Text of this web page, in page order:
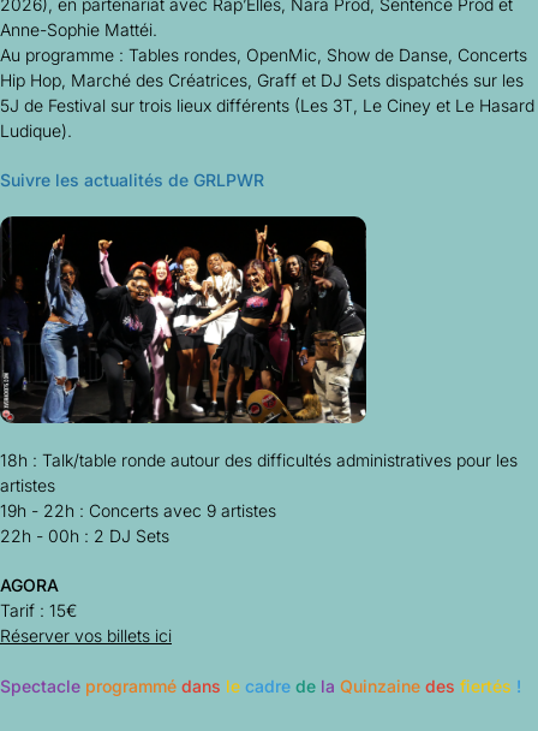
2026), en partenariat avec Rap’Elles, Nara Prod, Sentence Prod et
Anne-Sophie Mattéi.
Au programme : Tables rondes, OpenMic, Show de Danse, Concerts
Hip Hop, Marché des Créatrices, Graff et DJ Sets dispatchés sur les
5J de Festival sur trois lieux différents (Les 3T, Le Ciney et Le Hasard
Ludique).
Suivre les actualités de GRLPWR
18h : Talk/table ronde autour des difficultés administratives pour les
artistes
19h - 22h : Concerts avec 9 artistes
22h - 00h : 2 DJ Sets
AGORA
Tarif : 15€
Réserver vos billets ici
Spectacle programmé dans le cadre de la Quinzaine des fiertés !